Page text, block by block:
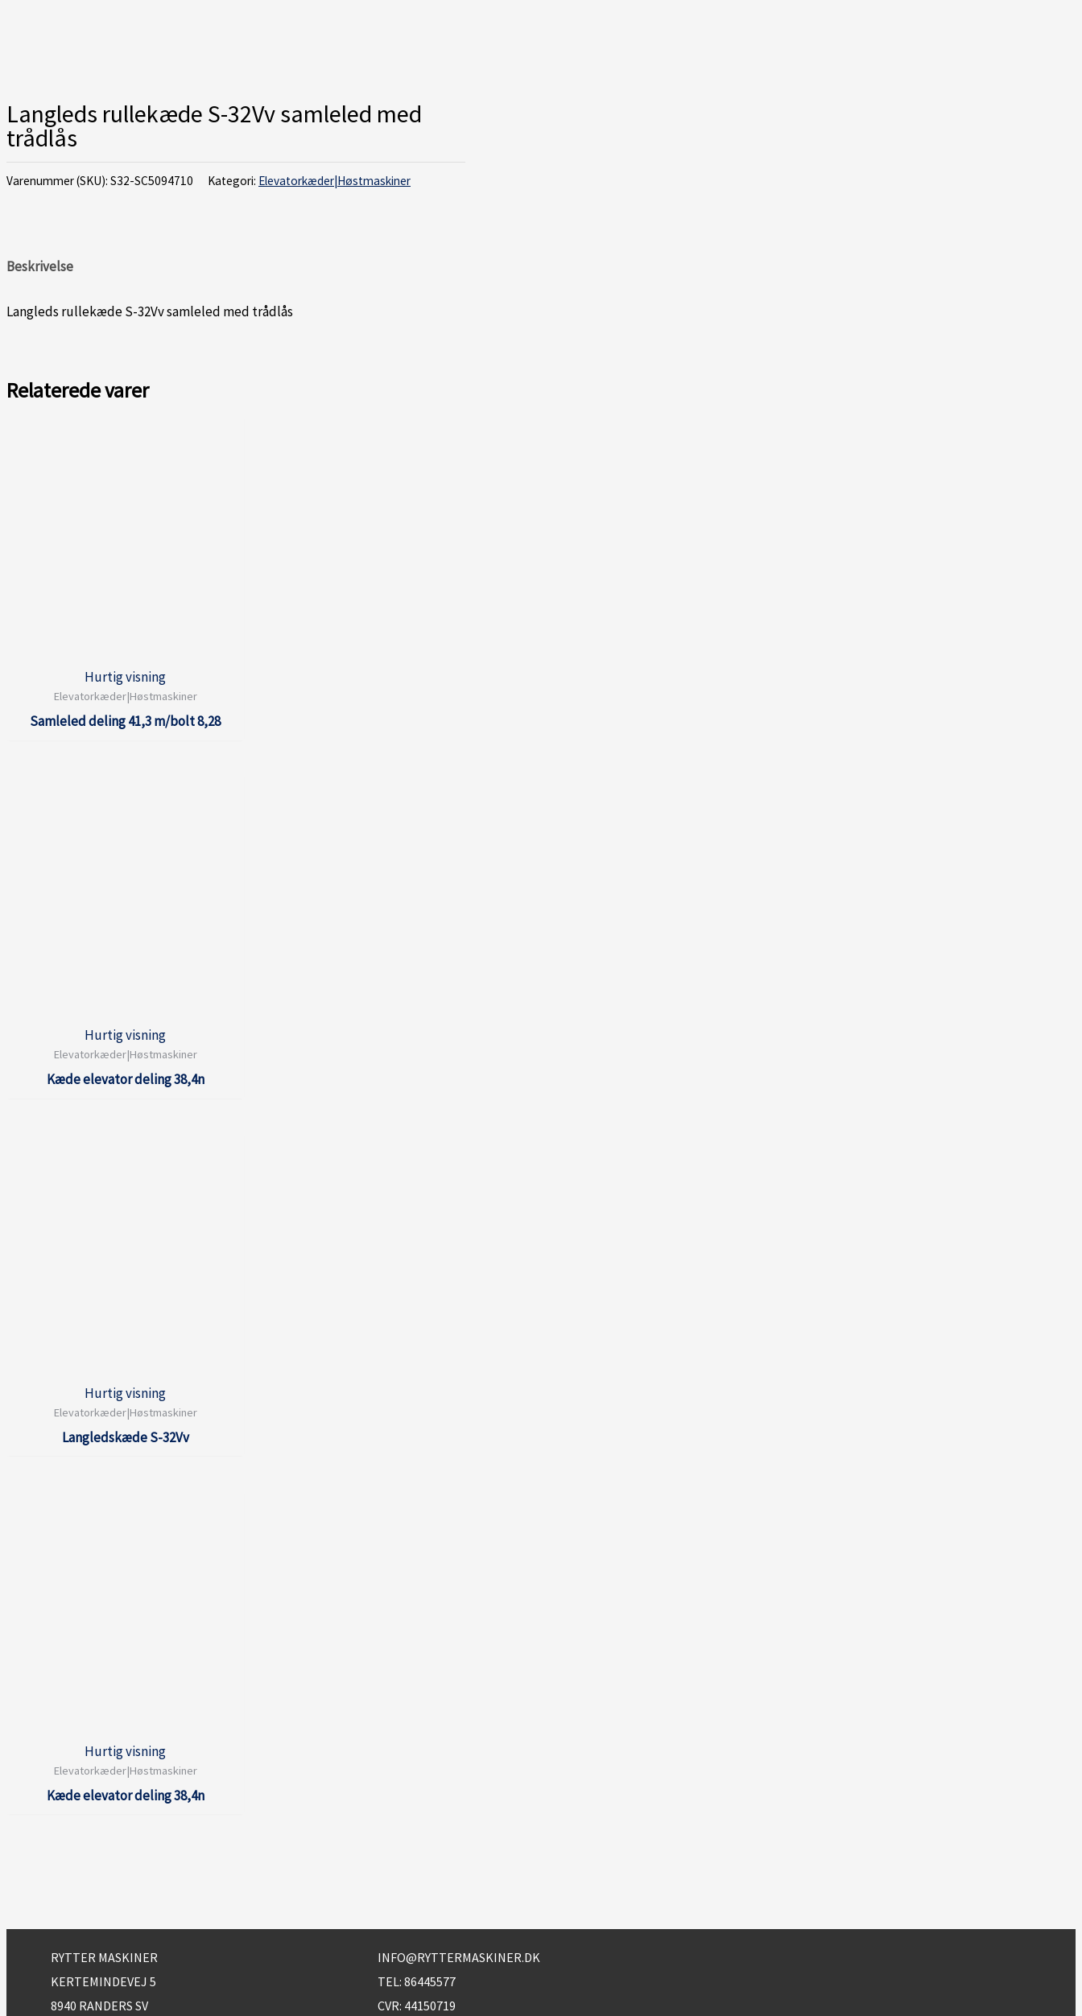
Langleds rullekæde S-32Vv samleled med
trådlås
Varenummer (SKU): S32-SC5094710 Kategori: Elevatorkæder|Høstmaskiner
Beskrivelse
Langleds rullekæde S-32Vv samleled med trådlås
Relaterede varer
Hurtig visning
Elevatorkæder|Høstmaskiner
Samleled deling 41,3 m/bolt 8,28
Hurtig visning
Elevatorkæder|Høstmaskiner
Kæde elevator deling 38,4n
Hurtig visning
Elevatorkæder|Høstmaskiner
Langledskæde S-32Vv
Hurtig visning
Elevatorkæder|Høstmaskiner
Kæde elevator deling 38,4n
RYTTER MASKINER
KERTEMINDEVEJ 5
8940 RANDERS SV
INFO@RYTTERMASKINER.DK
TEL: 86445577
CVR: 44150719